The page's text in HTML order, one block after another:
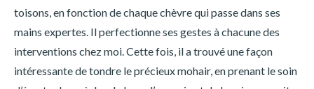
toisons, en fonction de chaque chèvre qui passe dans ses
mains expertes. Il perfectionne ses gestes à chacune des
interventions chez moi. Cette fois, il a trouvé une façon
intéressante de tondre le précieux mohair, en prenant le soin